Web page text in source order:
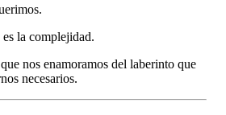
la complejidad.
nos enamoramos del laberinto que
necesarios.